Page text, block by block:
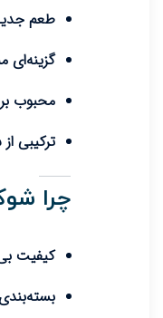
طعم
گزینه‌ای
محبوب
ترکیبی
چرا
کیفیت